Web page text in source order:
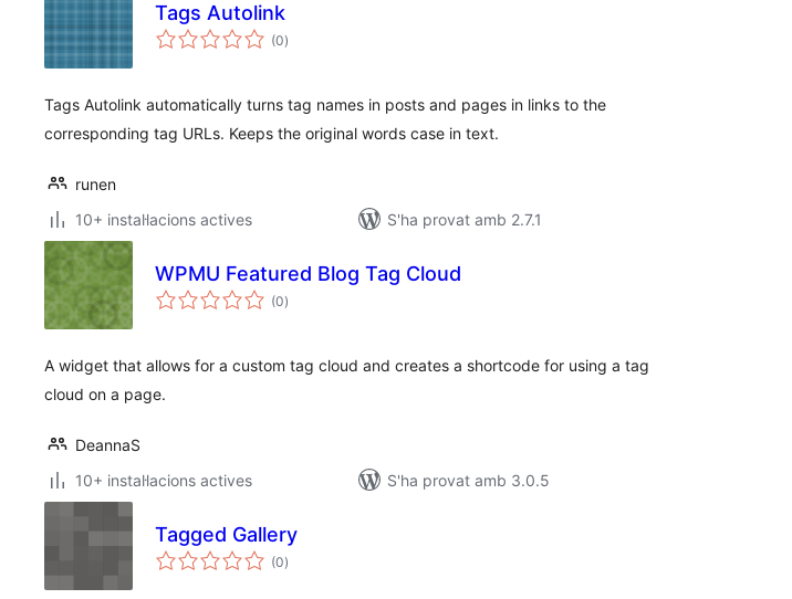
Tags Autolink
(0puntuacions
totals
)
Tags Autolink automatically turns tag names in posts and pages in links to the
corresponding tag URLs. Keeps the original words case in text.
runen
10+ instal·lacions actives
S'ha provat amb 2.7.1
WPMU Featured Blog Tag Cloud
(0puntuacions
totals
)
A widget that allows for a custom tag cloud and creates a shortcode for using a tag
cloud on a page.
DeannaS
10+ instal·lacions actives
S'ha provat amb 3.0.5
Tagged Gallery
(0puntuacions
totals
)